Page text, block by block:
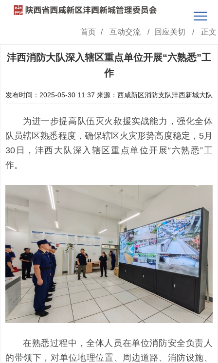
首页 / 互动交流 / 回应关切 / 正文
沣西消防大队深入辖区重点单位开展“六熟悉”工
作
发布时间：2025-05-30 11:37 来源：西咸新区消防支队沣西新城大队
为进一步提高队伍灭火救援实战能力，强化全体
队员辖区熟悉程度，确保辖区火灾形势高度稳定，5月
30日，沣西大队深入辖区重点单位开展“六熟悉”工
作。
在熟悉过程中，全体人员在单位消防安全负责人
的带领下，对单位地理位置、周边道路、消防设施、